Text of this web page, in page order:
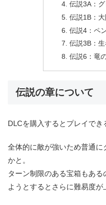
伝説3A：
伝説1B：
伝説4：ペ
伝説3B：
伝説6：竜
伝説の章について
DLCを購入するとプレイでき
全体的に敵が強いため普通
かと。
ターン制限のある宝箱もあ
ようとするとさらに難易度が